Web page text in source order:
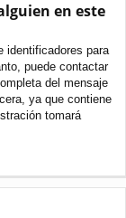
en este
identificadores para
puede contactar
del mensaje
ya que contiene
tomará